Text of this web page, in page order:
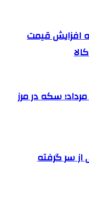
افزایش قیمت
سکه در مرز
از سر گرفته